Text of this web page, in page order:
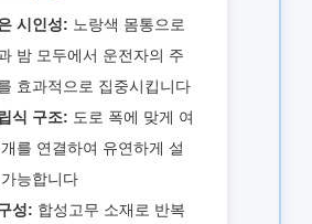
시인성: 노랑색 몸통으로
밤 모두에서 운전자의 주
효과적으로 집중시킵니다
식 구조: 도로 폭에 맞게 여
를 연결하여 유연하게 설
능합니다
성: 합성고무 소재로 반복